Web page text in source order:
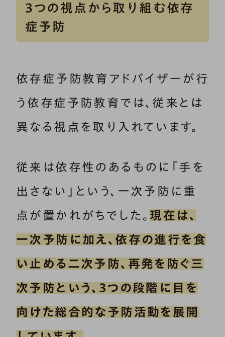
3つの視点から取り組む依存
症予防
依存症予防教育アドバイザーが行
う依存症予防教育では、従来とは
異なる視点を取り入れています。
従来は依存性のあるものに「手を
出さない」という、一次予防に重
点が置かれがちでした。 現在は、
一次予防に加え、依存の進行を食
い止める二次予防、再発を防ぐ三
次予防という、3つの段階に目を
向けた総合的な予防活動を展開